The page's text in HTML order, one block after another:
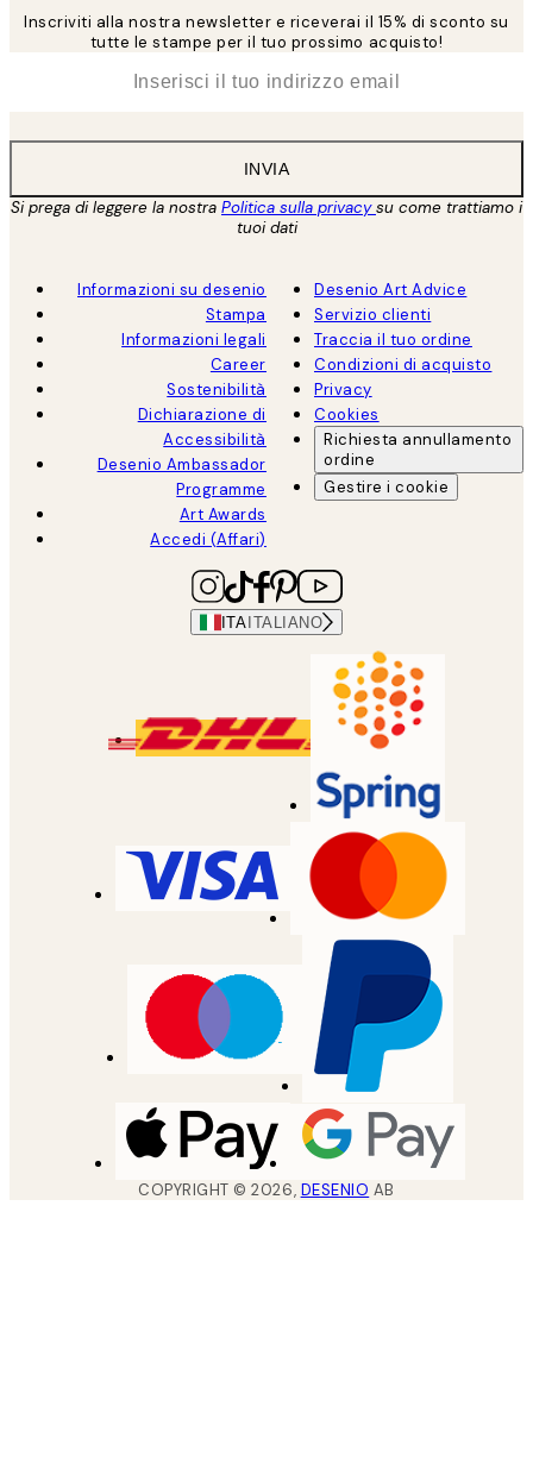
Inscriviti alla nostra newsletter e riceverai il 15% di sconto su
tutte le stampe per il tuo prossimo acquisto!
INVIA
Si prega di leggere la nostra Politica sulla privacysu come trattiamo i
tuoi dati
Informazioni su desenio
Stampa
Informazioni legali
Career
Sostenibilità
Dichiarazione di
Accessibilità
Desenio Ambassador
Programme
Art Awards
Accedi (Affari)
Desenio Art Advice
Servizio clienti
Traccia il tuo ordine
Condizioni di acquisto
Privacy
Cookies
Richiesta annullamento
ordine
Gestire i cookie
ITA ITALIANO
COPYRIGHT ©2026, DESENIO AB